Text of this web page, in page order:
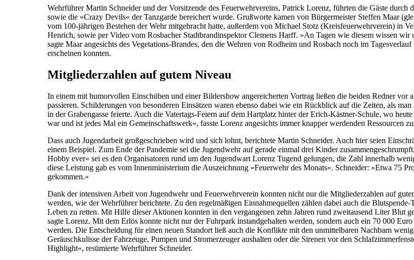
Wehrführer Martin Schneider und der Vorsitzende des Feuerwehrvereins, Patrick Lorenz, führten die Gäste
sowie die »Crazy Devils« der Tanzgarde bereichert wurde. Grußworte kamen von Bürgermeister Steffen Maar
vom 100-jährigen Bestehen der Wehr mitgebracht hatte, außerdem von Michael Stotz (Kreisfeuerwehrverein) in
Henrich, sowie per Video vom Rosbacher Stadtbrandinspektor Clemens Harff. »An Tagen wie diesem wissen wir
sagte Maar angesichts des Vegetations-Brandes, den die Wehren von Rodheim und Rosbach noch im
erscheinen konnten.
Mitgliederzahlen auf gutem Niveau
In einem mit humorvollen Einschüben und einer Bildershow angereicherten Vortrag ließen die beiden Redner vor
passieren. Schilderungen von besonderen Einsätzen waren ebenso dabei wie ein Rückblick auf die Zeiten, als
in der Grabengasse feierte. Auch die Vatertags-Feiern auf dem Hartplatz hinter der Erich-Kästner-Schule, wo
war und ist jedes Mal ein Gemeinschaftswerk«, fasste Lorenz angesichts immer knapper werdenden Ressourcen
Dass auch Jugendarbeit großgeschrieben wird und sich lohnt, berichtete Martin Schneider. Auch hier seien
einem Beispiel. Zum Ende der Pandemie sei die Jugendwehr auf gerade einmal drei Kinder
Hobby ever« sei es den Organisatoren rund um den Jugendwart Lorenz Tugend gelungen, die Zahl innerhalb
diese Leistung gab es vom Innenministerium die Auszeichnung »Feuerwehr des Monats«. Schneider: »Etwa 75
gekommen.«
Dank der intensiven Arbeit von Jugendwehr und Feuerwehrverein konnten nicht nur die Mitgliederzahlen auf
werden, wie der Wehrführer berichtete. Zu den regelmäßigen Einnahmequellen zählen dabei auch die
Leben zu retten. Mit Hilfe dieser Aktionen konnten in den vergangenen zehn Jahren rund zweitausend Liter Blut
sagte Lorenz. Mit dem Erlös konnte nicht nur der Fuhrpark instandgehalten werden, sondern auch ein 70 000
werden. Die Entscheidung für einen neuen Standort ließ auch die Konflikte mit den unmittelbaren Nachbarn
Geräuschkulisse der Fahrzeuge, Pumpen und Stromerzeuger aushalten oder die Sirenen vor den
Highlight«, resümierte Wehrführer Schneider.